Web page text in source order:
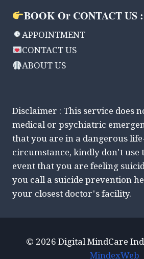
BOOK Or CONTACT US :
APPOINTMENT
CONTACT US
ABOUT US
Disclaimer : This service does
medical or psychiatric
that you are in a dangerous
circumstance, kindly don't use
event that you are feeling
you call a suicide prevention
your closest doctor's facility.
© 2026 Digital MindCare